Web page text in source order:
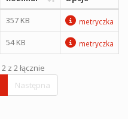
357 KB metryczka
54 KB metryczka
z 2 łącznie
Następna